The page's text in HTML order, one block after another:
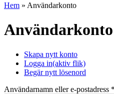
Hem » Användarkonto
Användarkonto
Skapa nytt konto
Logga in(aktiv flik)
Begär nytt lösenord
Användarnamn eller e-postadress *